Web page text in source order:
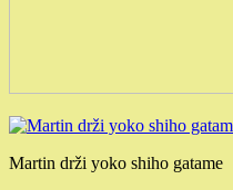
Martin drži yoko shiho gatame